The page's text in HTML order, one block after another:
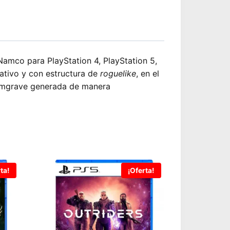
para PlayStation 4, PlayStation 5,
y con estructura de roguelike, en el
generada de manera
¡Oferta!